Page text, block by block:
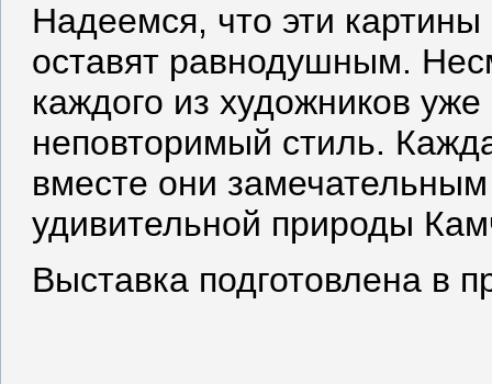
Надеемся, что эти картины
оставят равнодушным.
каждого из художников
неповторимый стиль.
вместе они
удивительной природы
Выставка подготовлена в